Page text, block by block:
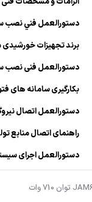
دستورالعمل فني نصب
برند تجهیزات خورشیدی
دستورالعمل فنی نصب
بکارگیری سامانه های
دستورالعمل اتصال
راهنمای اتصال منابع
دستورالعمل اجرای